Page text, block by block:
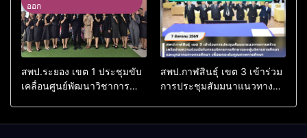
7/2569
ออก
สพป.ระยอง เขต 1 ประชุมขับ
เคลื่อนศูนย์พัฒนาวิชาการ
สพป.กาฬสินธุ์ เขต 3 เข้าร่วม
การประชุมสัมมนาแนวทาง